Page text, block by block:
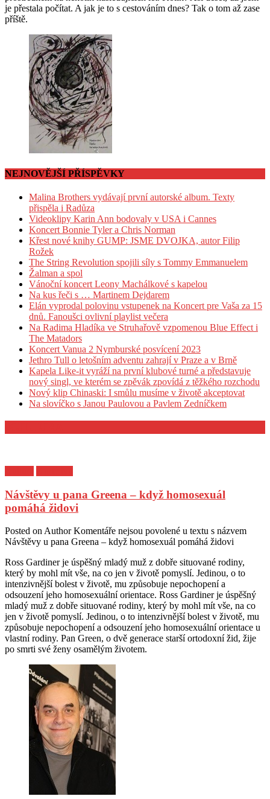
je přestala počítat. A jak je to s cestováním dnes? Tak o tom až zase
příště.
NEJNOVĚJŠÍ PŘÍSPĚVKY
Malina Brothers vydávají první autorské album. Texty
přispěla i Radůza
Videoklipy Karin Ann bodovaly v USA i Cannes
Koncert Bonnie Tyler a Chris Norman
Křest nové knihy GUMP: JSME DVOJKA, autor Filip
Rožek
The String Revolution spojili síly s Tommy Emmanuelem
Žalman a spol
Vánoční koncert Leony Machálkové s kapelou
Na kus řeči s … Martinem Dejdarem
Elán vyprodal polovinu vstupenek na Koncert pre Vaša za 15
dnů. Fanoušci ovlivní playlist večera
Na Radima Hladíka ve Struhařově vzpomenou Blue Effect i
The Matadors
Koncert Vanua 2 Nymburské posvícení 2023
Jethro Tull o letošním adventu zahrají v Praze a v Brně
Kapela Like-it vyráží na první klubové turné a představuje
nový singl, ve kterém se zpěvák zpovídá z těžkého rozchodu
Nový klip Chinaski: I smůlu musíme v životě akceptovat
Na slovíčko s Janou Paulovou a Pavlem Zedníčkem
Návštěvy u pana Greena – když homosexuál
pomáhá židovi
Posted on Author Komentáře nejsou povolené u textu s názvem
Návštěvy u pana Greena – když homosexuál pomáhá židovi
Ross Gardiner je úspěšný mladý muž z dobře situované rodiny,
který by mohl mít vše, na co jen v životě pomyslí. Jedinou, o to
intenzivnější bolest v životě, mu způsobuje nepochopení a
odsouzení jeho homosexuální orientace. Ross Gardiner je úspěšný
mladý muž z dobře situované rodiny, který by mohl mít vše, na co
jen v životě pomyslí. Jedinou, o to intenzivnější bolest v životě, mu
způsobuje nepochopení a odsouzení jeho homosexuální orientace u
vlastní rodiny. Pan Green, o dvě generace starší ortodoxní žid, žije
po smrti své ženy osamělým životem.